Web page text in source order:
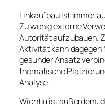
Linkaufbau ist immer
Zu wenig externe
Autorität aufzubauen.
Aktivität kann dagegen
gesunder Ansatz
thematische
Analyse.
Wichtig ist außerdem,